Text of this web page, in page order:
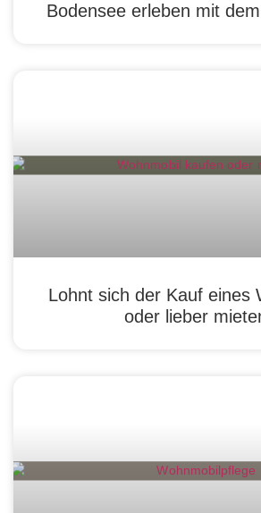
Bodensee erleben mit
Lohnt sich der Kauf eines
oder lieber